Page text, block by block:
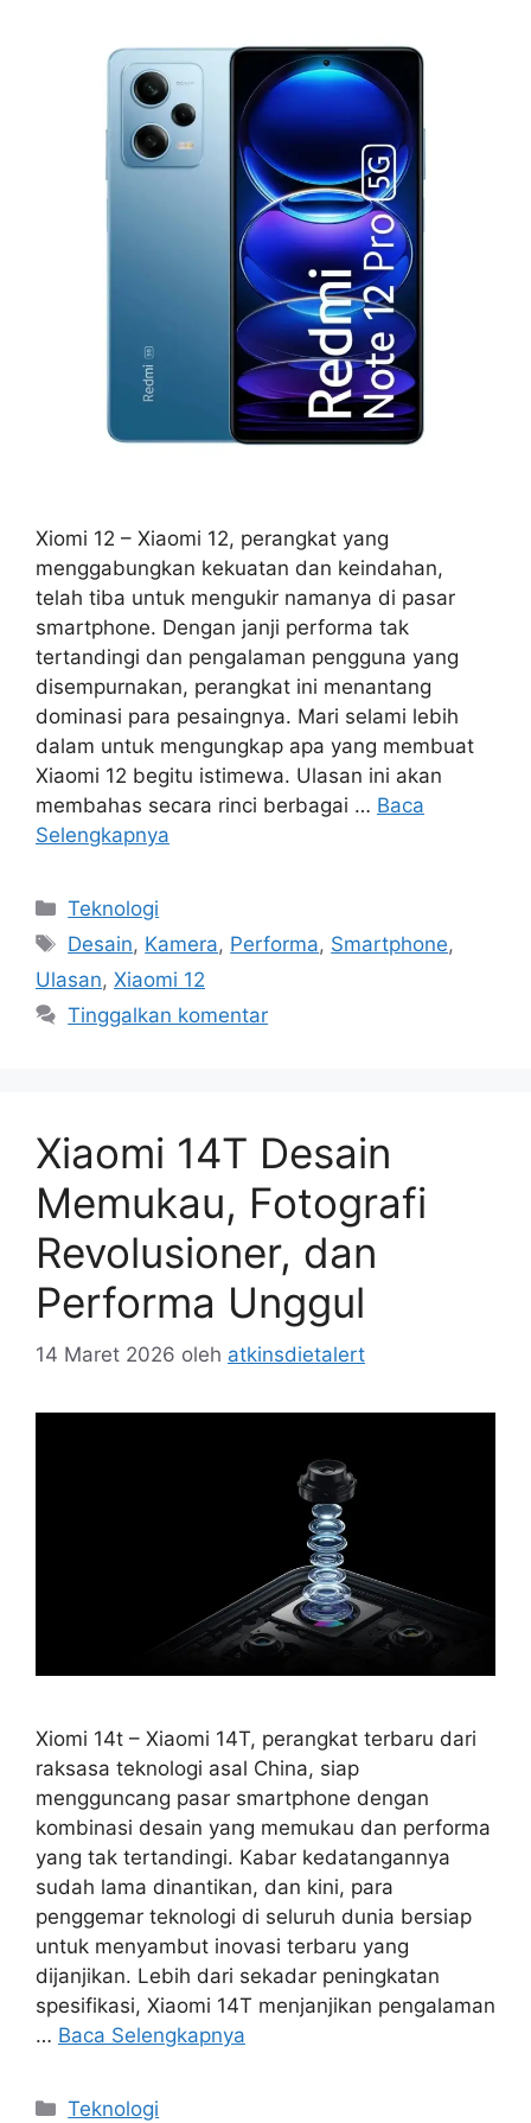
Xiomi 12 – Xiaomi 12, perangkat yang
menggabungkan kekuatan dan keindahan,
telah tiba untuk mengukir namanya di pasar
smartphone. Dengan janji performa tak
tertandingi dan pengalaman pengguna yang
disempurnakan, perangkat ini menantang
dominasi para pesaingnya. Mari selami lebih
dalam untuk mengungkap apa yang membuat
Xiaomi 12 begitu istimewa. Ulasan ini akan
membahas secara rinci berbagai … Baca
Selengkapnya
Kategori
Teknologi
Tag
Desain, Kamera, Performa, Smartphone,
Ulasan, Xiaomi 12
Tinggalkan komentar
Xiaomi 14T Desain
Memukau, Fotografi
Revolusioner, dan
Performa Unggul
14 Maret 2026 oleh atkinsdietalert
Xiomi 14t – Xiaomi 14T, perangkat terbaru dari
raksasa teknologi asal China, siap
mengguncang pasar smartphone dengan
kombinasi desain yang memukau dan performa
yang tak tertandingi. Kabar kedatangannya
sudah lama dinantikan, dan kini, para
penggemar teknologi di seluruh dunia bersiap
untuk menyambut inovasi terbaru yang
dijanjikan. Lebih dari sekadar peningkatan
spesifikasi, Xiaomi 14T menjanjikan pengalaman
… Baca Selengkapnya
Kategori
Teknologi